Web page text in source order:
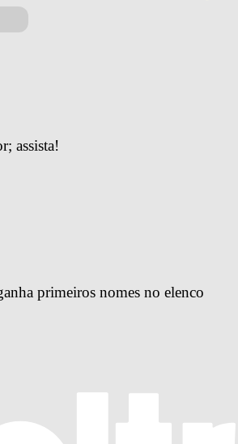
assista!
primeiros nomes no elenco